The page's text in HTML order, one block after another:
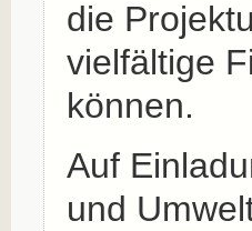
die
vielfältige
können.
Auf
und